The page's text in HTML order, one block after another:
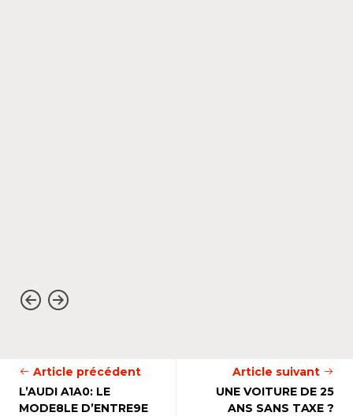
Article précédent
L’AUDI A1A0: LE
MODE8LE D’ENTRE9E
Article suivant
UNE VOITURE DE 25
ANS SANS TAXE ?